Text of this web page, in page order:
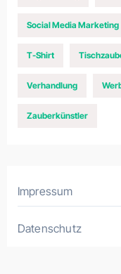
Social Media Marketing
T-Shirt
Verhandlung
Zauberkünstler
Impressum
Datenschutz